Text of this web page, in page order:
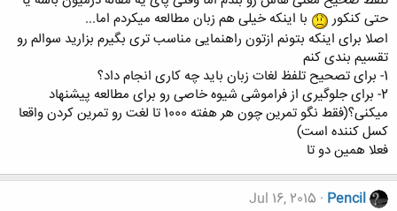
حتی کنکور
با اینکه خیلی هم زبان مطالعه میکردم اما...
اصلا برای اینکه بتونم ازتون راهنمایی مناسب تری بگیرم بزارید سوالم رو
تقسیم بندی کنم
1- برای تصحیح تلفظ لغات زبان باید چه کاری انجام داد؟
2- برای جلوگیری از فراموشی شیوه خاصی رو برای مطالعه پیشنهاد
میکنی؟(فقط نگو تمرین چون هر هفته 1000 تا لغت رو تمرین کردن واقعا
کسل کننده است)
فعلا همین دو تا
Pencil
Jul 16, 2015